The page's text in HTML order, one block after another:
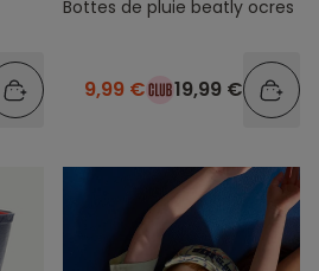
Bottes de pluie beatly ocres
9,99 € 19,99 €